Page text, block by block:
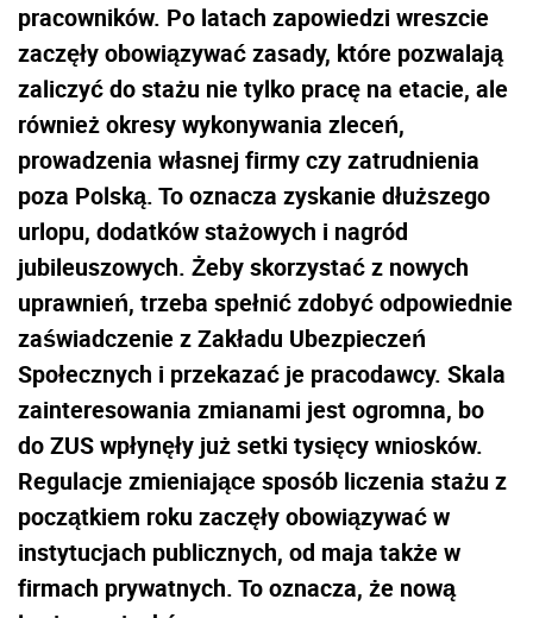
pracowników. Po latach zapowiedzi wreszcie
zaczęły obowiązywać zasady, które pozwalają
zaliczyć do stażu nie tylko pracę na etacie, ale
również okresy wykonywania zleceń,
prowadzenia własnej firmy czy zatrudnienia
poza Polską. To oznacza zyskanie dłuższego
urlopu, dodatków stażowych i nagród
jubileuszowych. Żeby skorzystać z nowych
uprawnień, trzeba spełnić zdobyć odpowiednie
zaświadczenie z Zakładu Ubezpieczeń
Społecznych i przekazać je pracodawcy. Skala
zainteresowania zmianami jest ogromna, bo
do ZUS wpłynęły już setki tysięcy wniosków.
Regulacje zmieniające sposób liczenia stażu z
początkiem roku zaczęły obowiązywać w
instytucjach publicznych, od maja także w
firmach prywatnych. To oznacza, że nową